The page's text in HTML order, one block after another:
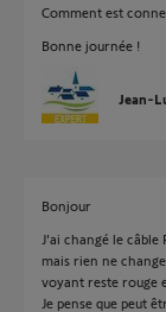
Comment est
Bonne journée !
Jean-
Bonjour
J'ai changé le
mais rien ne
voyant reste rouge
Je pense que peut